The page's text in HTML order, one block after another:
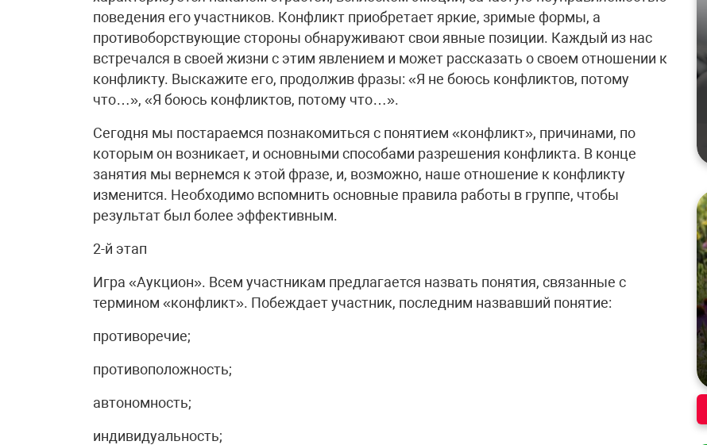
поведения его участников. Конфликт приобретает яркие, зримые формы, а
противоборствующие стороны обнаруживают свои явные позиции. Каждый из нас
встречался в своей жизни с этим явлением и может рассказать о своем отношении к
конфликту. Выскажите его, продолжив фразы: «Я не боюсь конфликтов, потому
что…», «Я боюсь конфликтов, потому что…».
Сегодня мы постараемся познакомиться с понятием «конфликт», причинами, по
которым он возникает, и основными способами разрешения конфликта. В конце
занятия мы вернемся к этой фразе, и, возможно, наше отношение к конфликту
изменится. Необходимо вспомнить основные правила работы в группе, чтобы
результат был более эффективным.
2-й этап
Игра «Аукцион». Всем участникам предлагается назвать понятия, связанные с
термином «конфликт». Побеждает участник, последним назвавший понятие:
противоречие;
противоположность;
автономность;
индивидуальность;